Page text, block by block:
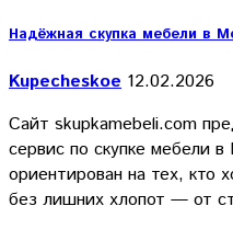
Надёжная скупка мебели в
Kupecheskoe 12.02.2026
Сайт skupkamebeli.com
сервис по скупке мебели
ориентирован на тех, кто
без лишних хлопот — от